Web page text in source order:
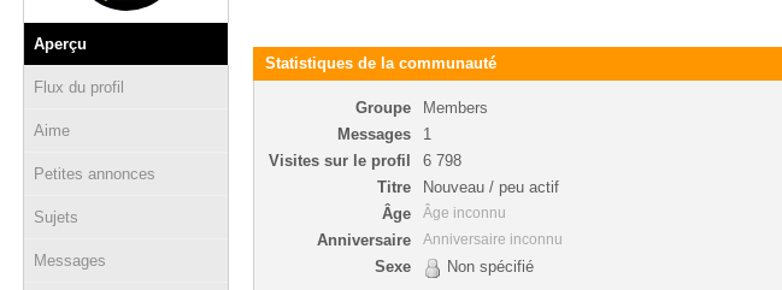
Aperçu
Flux du profil
Aime
Petites annonces
Sujets
Messages
Statistiques de la communauté
Groupe
Members
Messages
1
Visites sur le profil
6 798
Titre
Nouveau / peu actif
Âge
Âge inconnu
Anniversaire Anniversaire inconnu
Sexe Non spécifié